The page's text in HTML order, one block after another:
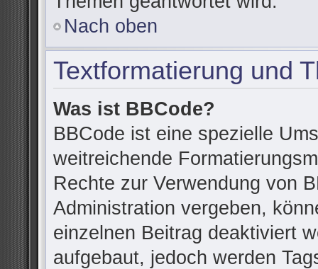
Nach oben
Textformatierung und
Was ist BBCode?
BBCode ist eine spezielle
weitreichende
Rechte zur Verwendung von
Administration vergeben,
einzelnen Beitrag deaktiviert
aufgebaut, jedoch werden